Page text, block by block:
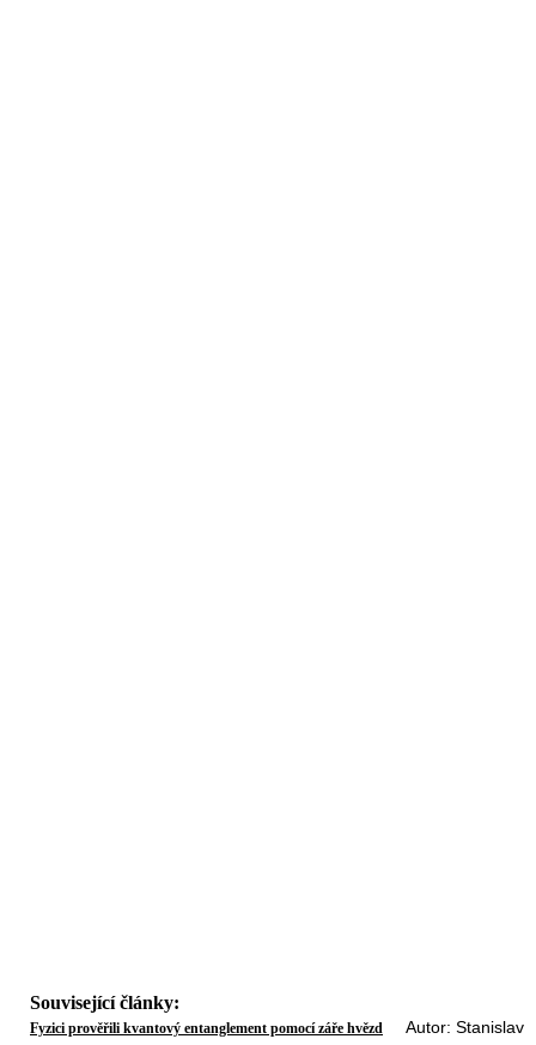
Související články:
Fyzici prověřili kvantový entanglement pomocí záře hvězd Autor: Stanislav